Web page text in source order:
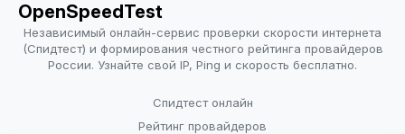
OpenSpeedTest
Независимый онлайн-сервис проверки скорости интернета
(Спидтест) и формирования честного рейтинга провайдеров
России. Узнайте свой IP, Ping и скорость бесплатно.
Спидтест онлайн
Рейтинг провайдеров